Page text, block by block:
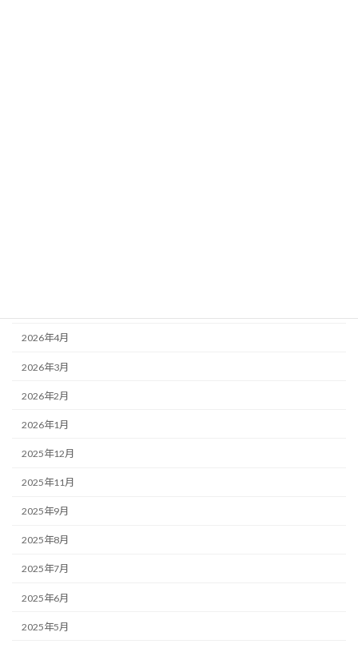
2026年4月
2026年3月
2026年2月
2026年1月
2025年12月
2025年11月
2025年9月
2025年8月
2025年7月
2025年6月
2025年5月